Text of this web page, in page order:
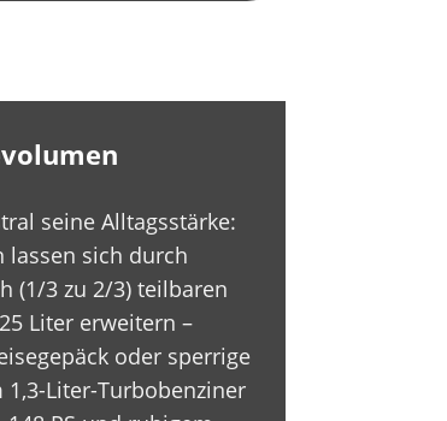
seine Alltagsstärke:
lassen sich durch
(1/3 zu 2/3) teilbaren
Liter erweitern –
oder sperrige
Liter-Turbobenziner